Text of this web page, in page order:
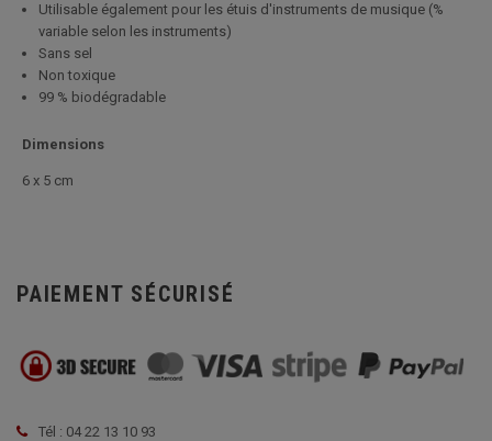
Utilisable également pour les étuis d'instruments de musique (%
variable selon les instruments)
Sans sel
Non toxique
99 % biodégradable
Dimensions
6 x 5 cm
PAIEMENT SÉCURISÉ
Tél : 04 22 13 10 93